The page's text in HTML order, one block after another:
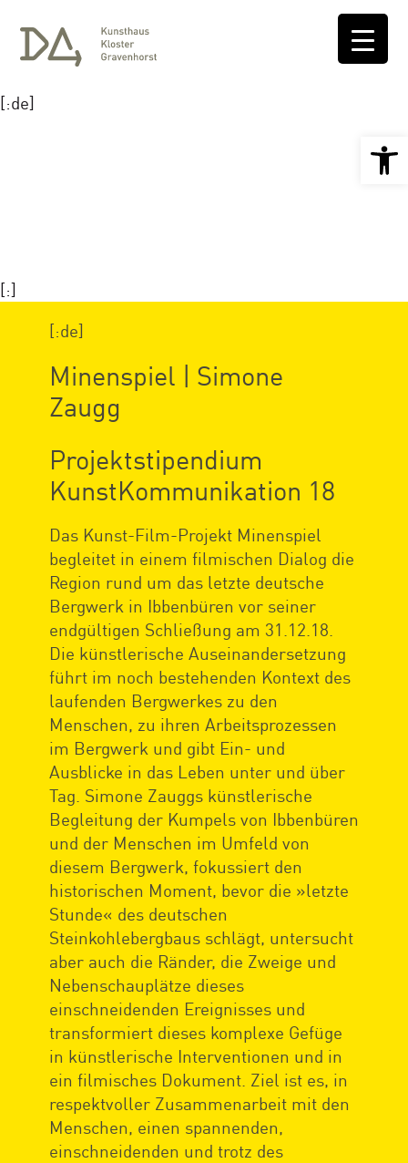
[:de]
[:]
[:de]
Minenspiel | Simone
Zaugg
Projektstipendium
KunstKommunikation 18
Das Kunst-Film-Projekt Minenspiel
begleitet in einem filmischen Dialog die
Region rund um das letzte deutsche
Bergwerk in Ibbenbüren vor seiner
endgültigen Schließung am 31.12.18.
Die künstlerische Auseinandersetzung
führt im noch bestehenden Kontext des
laufenden Bergwerkes zu den
Menschen, zu ihren Arbeitsprozessen
im Bergwerk und gibt Ein- und
Ausblicke in das Leben unter und über
Tag. Simone Zauggs künstlerische
Begleitung der Kumpels von Ibbenbüren
und der Menschen im Umfeld von
diesem Bergwerk, fokussiert den
historischen Moment, bevor die »letzte
Stunde« des deutschen
Steinkohlebergbaus schlägt, untersucht
aber auch die Ränder, die Zweige und
Nebenschauplätze dieses
einschneidenden Ereignisses und
transformiert dieses komplexe Gefüge
in künstlerische Interventionen und in
ein filmisches Dokument. Ziel ist es, in
respektvoller Zusammenarbeit mit den
Menschen, einen spannenden,
einschneidenden und trotz des